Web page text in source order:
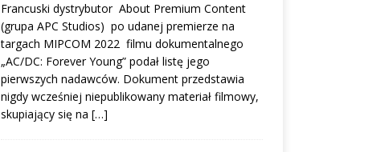
Francuski dystrybutor About Premium Content
(grupa APC Studios) po udanej premierze na
targach MIPCOM 2022 filmu dokumentalnego
„AC/DC: Forever Young” podał listę jego
pierwszych nadawców. Dokument przedstawia
nigdy wcześniej niepublikowany materiał filmowy,
skupiający się na […]